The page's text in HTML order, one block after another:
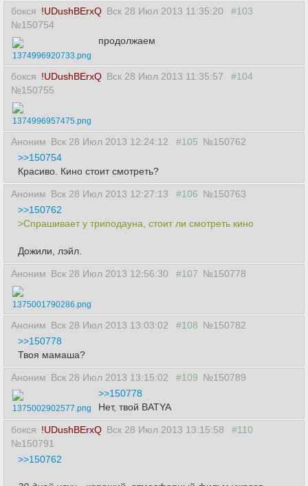
бокся !UDushBErxQ Вск 28 Июл 2013 11:35:20
#103
№150754
1374996920733.png
продолжаем
бокся !UDushBErxQ Вск 28 Июл 2013 11:35:57
#104
№150755
1374996957475.png
Аноним Вск 28 Июл 2013 12:24:12 #105 №150762
>>150754
Красиво. Кино стоит смотреть?
Аноним Вск 28 Июл 2013 12:27:13 #106 №150763
>>150762
>Спрашивает у триподауна, стоит ли смотреть кино
Дожили, лэйл.
Аноним Вск 28 Июл 2013 12:56:30 #107 №150778
1375001790286.png
Аноним Вск 28 Июл 2013 13:03:02 #108 №150782
>>150778
Твоя мамаша?
Аноним Вск 28 Июл 2013 13:15:02 #109 №150789
1375002902577.png
>>150778
Нет, твой BATYA
бокся !UDushBErxQ Вск 28 Июл 2013 13:15:58
#110
№150791
>>150762